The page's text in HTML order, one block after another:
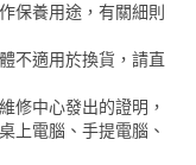
保養用途，有關細則
不適用於換貨，請直
修中心發出的證明，
上電腦、手提電腦、